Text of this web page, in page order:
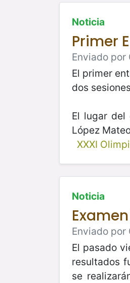
Noticia
Primer
Enviado por
El primer
dos
El lugar del
López
XXXI
Noticia
Enviado por
El pasado
resultados
se